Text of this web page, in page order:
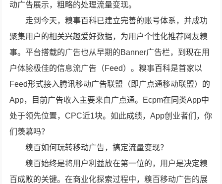
动广告展示，粗略的处理流量变现。
走到今天，糗事百科已建立完善的账号体系，并成功
聚集用户的相关兴趣爱好数据，为用户个性化推荐网友糗
事。平台搭载的广告也从早期的Banner广告栏，到现在用
户体验极佳的信息流广告（Feed）。糗事百科是首家以
Feed形式接入腾讯移动广告联盟（即广点通移动联盟）的
App，目前广告收入主要来自广点通。Ecpm在同类App中
处于领先位置，CPC近1块。如此成绩，App创业者们，你
们羡慕吗？
糗百如何玩转移动广告，搞定流量变现？
糗百始终是将用户利益放在第一位的，用户是决定糗
百成败的关键。在商业化探索过程中，糗百移动广告的展